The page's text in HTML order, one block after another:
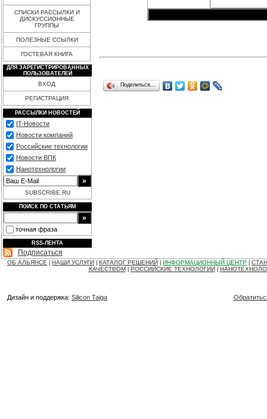
СПИСКИ РАССЫЛКИ И
ДИСКУССИОННЫЕ
ГРУППЫ
ПОЛЕЗНЫЕ ССЫЛКИ
ГОСТЕВАЯ КНИГА
ДЛЯ ЗАРЕГИСТРИРОВАННЫХ
ПОЛЬЗОВАТЕЛЕЙ
ВХОД
РЕГИСТРАЦИЯ
РАССЫЛКИ НОВОСТЕЙ
IT-Новости
Новости компаний
Российские технологии
Новости ВПК
Нанотехнологии
SUBSCRIBE.RU
ПОИСК ПО СТАТЬЯМ
точная фраза
RSS-ЛЕНТА
Подписаться
Поделиться…
ОБ АЛЬЯНСЕ НАШИ УСЛУГИ КАТАЛОГ РЕШЕНИЙ ИНФОРМАЦИОННЫЙ ЦЕНТР
КАЧЕСТВОМ
РОССИЙСКИЕ ТЕХНОЛОГИИ
Дизайн и поддержка: Silicon Taiga